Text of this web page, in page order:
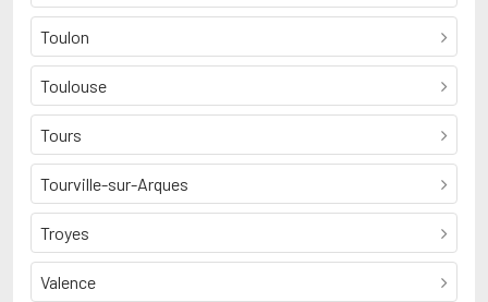
Toulon
Toulouse
Tours
Tourville-sur-Arques
Troyes
Valence